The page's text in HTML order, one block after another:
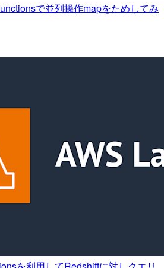
で並列操作mapをためしてみ